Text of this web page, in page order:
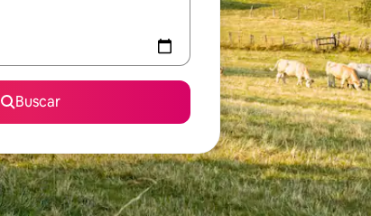
Buscar